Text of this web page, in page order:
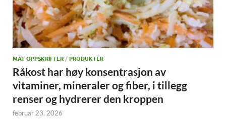
MAT-OPPSKRIFTER / PRODUKTER
Råkost har høy konsentrasjon av
vitaminer, mineraler og fiber, i tillegg
renser og hydrerer den kroppen
februar 23, 2026